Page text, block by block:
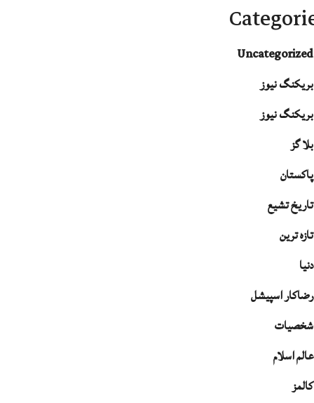
Uncategorized
بریکنگ نیوز
بریکنگ نیوز
بلا گز
پاکستان
تاریخ تشیع
تازہ ترین
دنیا
رضاکار اسپیشل
شخصیات
عالم اسلام
کالمز